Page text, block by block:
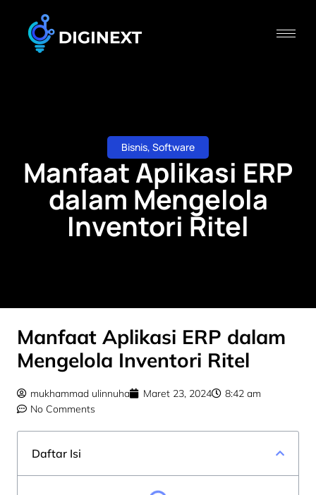
Bisnis, Software
Manfaat Aplikasi ERP
dalam Mengelola
Inventori Ritel
Manfaat Aplikasi ERP dalam
Mengelola Inventori Ritel
mukhammad ulinnuha Maret 23, 2024
8:42 am
No Comments
Daftar Isi